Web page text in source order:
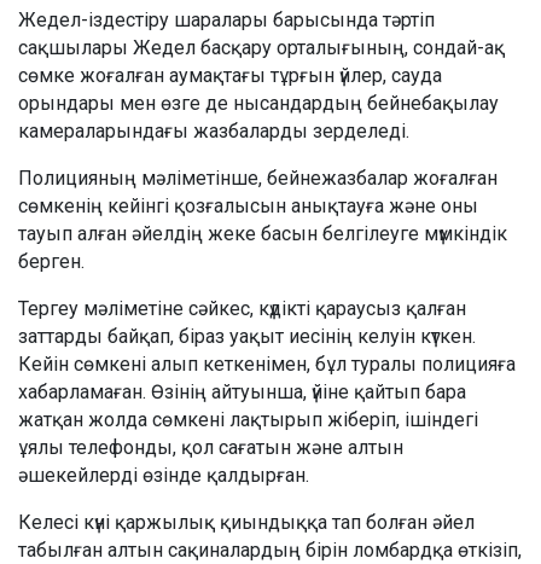
Жедел-іздестіру шаралары барысында тәртіп
сақшылары Жедел басқару орталығының, сондай-ақ
сөмке жоғалған аумақтағы тұрғын үйлер, сауда
орындары мен өзге де нысандардың бейнебақылау
камераларындағы жазбаларды зерделеді.
Полицияның мәліметінше, бейнежазбалар жоғалған
сөмкенің кейінгі қозғалысын анықтауға және оны
тауып алған әйелдің жеке басын белгілеуге мүмкіндік
берген.
Тергеу мәліметіне сәйкес, күдікті қараусыз қалған
заттарды байқап, біраз уақыт иесінің келуін күткен.
Кейін сөмкені алып кеткенімен, бұл туралы полицияға
хабарламаған. Өзінің айтуынша, үйіне қайтып бара
жатқан жолда сөмкені лақтырып жіберіп, ішіндегі
ұялы телефонды, қол сағатын және алтын
әшекейлерді өзінде қалдырған.
Келесі күні қаржылық қиындыққа тап болған әйел
табылған алтын сақиналардың бірін ломбардқа өткізіп,